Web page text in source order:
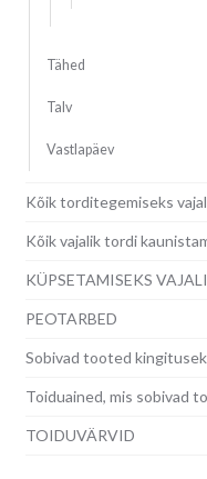
Tähed
Talv
Vastlapäev
Kõik torditegemiseks
Kõik vajalik tordi
KÜPSETAMISEKS
PEOTARBED
Sobivad tooted
Toiduained, mis sobivad
TOIDUVÄRVID